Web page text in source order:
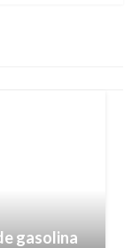
gasolina